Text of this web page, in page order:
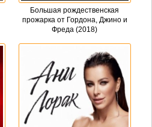
Большая рождественская
прожарка от Гордона, Джино и
Фреда (2018)